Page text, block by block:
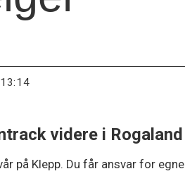
videre i Rogaland
på Klepp. Du får ansvar for egne